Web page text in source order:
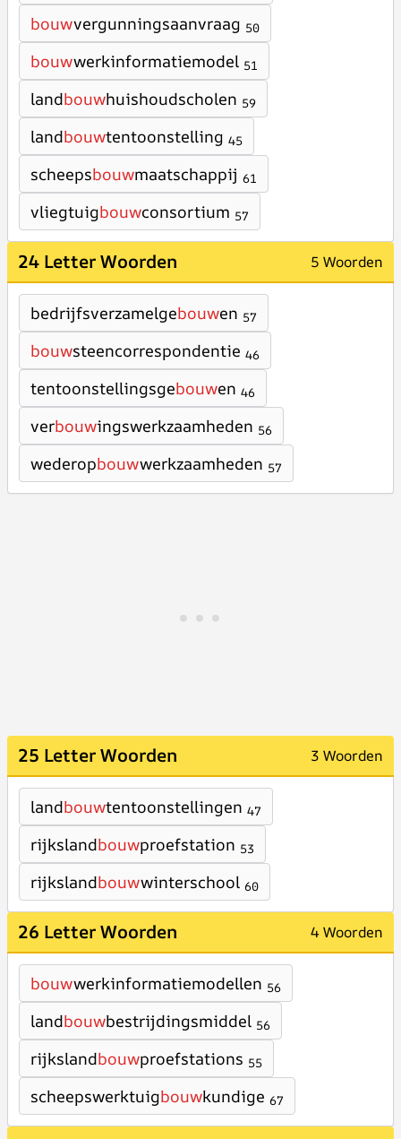
bouwvergunningsaanvraag 50
bouwwerkinformatiemodel 51
landbouwhuishoudscholen 59
landbouwtentoonstelling 45
scheepsbouwmaatschappij 61
vliegtuigbouwconsortium 57
24 Letter Woorden 5 Woorden
bedrijfsverzamelgebouwen 57
bouwsteencorrespondentie 46
tentoonstellingsgebouwen 46
verbouwingswerkzaamheden 56
wederopbouwwerkzaamheden 57
25 Letter Woorden 3 Woorden
landbouwtentoonstellingen 47
rijkslandbouwproefstation 53
rijkslandbouwwinterschool 60
26 Letter Woorden 4 Woorden
bouwwerkinformatiemodellen 56
landbouwbestrijdingsmiddel 56
rijkslandbouwproefstations 55
scheepswerktuigbouwkundige 67